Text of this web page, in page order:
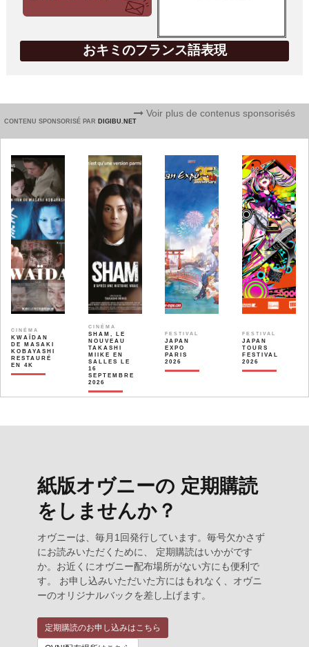
おキミのフランス語表現
CONTENU SPONSORISÉ PAR DIGIBU.NET
Voir plus de contenus sponsorisés
CINÉMA
KWAÏDAN
DE MASAKI
KOBAYASHI
RESTAURÉ
EN 4K
CINÉMA
SHAM, LE
NOUVEAU
TAKASHI
MIIKE EN
SALLES LE
16
SEPTEMBRE
2026
FESTIVAL
JAPAN
EXPO
PARIS
2026
FESTIVAL
JAPAN
TOURS
FESTIVAL
2026
紙版オヴニーの 定期購読
をしませんか？
オヴニーは、毎月1回発行しています。毎号欠かさず
にお読みいただくために、 定期購読はいかがです
か。お近くにオヴニー配布場所がない方にも便利で
す。 お申し込みいただいた方にはもれなく、オヴニ
ーのオリジナルバックを差し上げます。
定期購読のお申し込みはこちら